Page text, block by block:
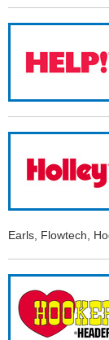
Earls, Flowtech,